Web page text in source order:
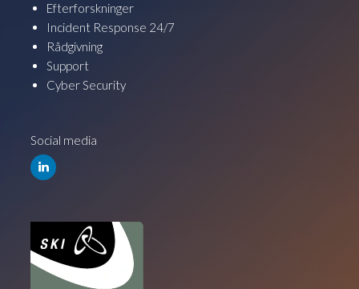
Efterforskninger
Incident Response 24/7
Rådgivning
Support
Cyber Security
Social media